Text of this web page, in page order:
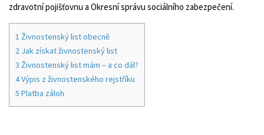
zdravotní pojišťovnu a Okresní správu sociálního zabezpečení.
1 Živnostenský list obecně
2 Jak získat živnostenský list
3 Živnostenský list mám – a co dál?
4Výpis z živnostenského rejstříku
5 Platba záloh